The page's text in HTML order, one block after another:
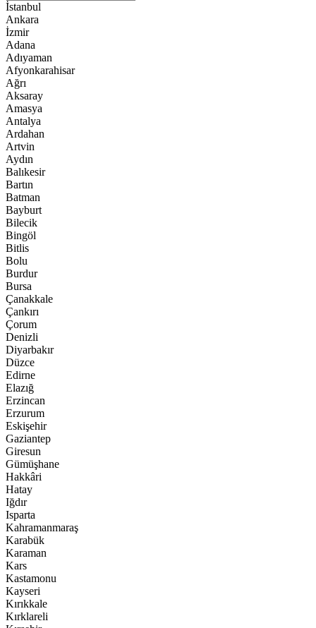
İstanbul
Ankara
İzmir
Adana
Adıyaman
Afyonkarahisar
Ağrı
Aksaray
Amasya
Antalya
Ardahan
Artvin
Aydın
Balıkesir
Bartın
Batman
Bayburt
Bilecik
Bingöl
Bitlis
Bolu
Burdur
Bursa
Çanakkale
Çankırı
Çorum
Denizli
Diyarbakır
Düzce
Edirne
Elazığ
Erzincan
Erzurum
Eskişehir
Gaziantep
Giresun
Gümüşhane
Hakkâri
Hatay
Iğdır
Isparta
Kahramanmaraş
Karabük
Karaman
Kars
Kastamonu
Kayseri
Kırıkkale
Kırklareli